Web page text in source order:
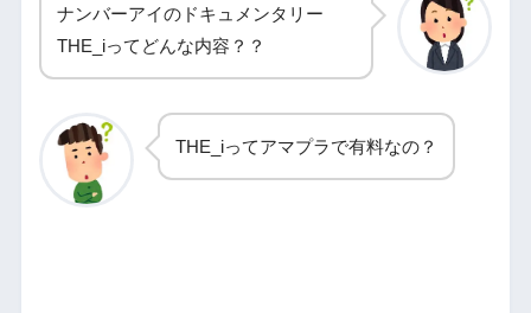
ナンバーアイのドキュメンタリー
THE_iってどんな内容？？
THE_iってアマプラで有料なの？